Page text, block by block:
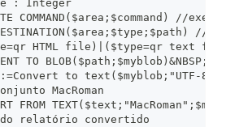
: Integer
COMMAND($area;$command) //
//
HTML file)|($type=qr text
TO BLOB($path;$myblob)&NBSP;
to text($myblob;"UTF-8")
MacRoman
relatório convertido